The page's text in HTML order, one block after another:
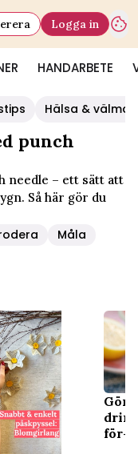
HANDARBETE
Logga in
Hälsa &
punch
needle – ett sätt att
Så här gör du
Måla
Gör
för-